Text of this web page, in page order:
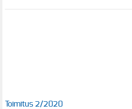
Toimitus 2/2020